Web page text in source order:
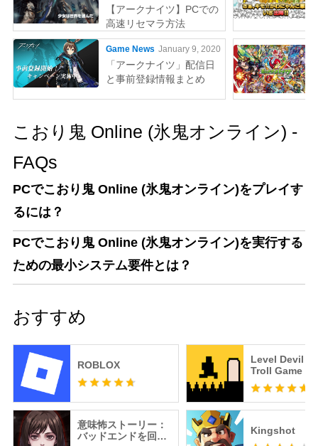
【アークナイツ】PCでの
高速リセマラ方法
Game News January 9, 2020
「アークナイツ」配信日
と事前登録情報まとめ
こおり鬼 Online (氷鬼オンライン) -
FAQs
PCでこおり鬼 Online (氷鬼オンライン)をプレイす
るには？
PCでこおり鬼 Online (氷鬼オンライン)を実行する
ための最小システム要件とは？
おすすめ
ROBLOX
Level Devil -
Troll Game
意味怖ストーリー：
バッドエンドを回避
Kingshot